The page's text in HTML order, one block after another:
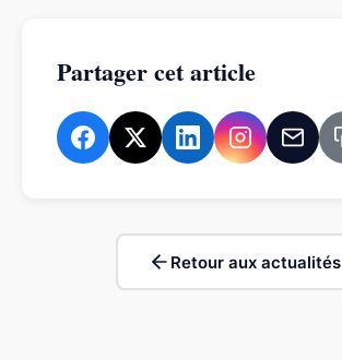
Partager cet article
Retour aux actualités